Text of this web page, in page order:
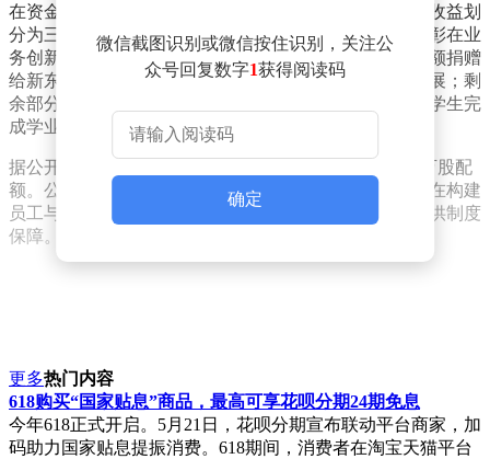
在资金使用规划方面，俞敏洪明确承诺将兑现后的税后收益划
分为三个方向：首部分用于设立专项奖励基金，重点表彰在业
务创新、团队建设等领域表现突出的员工；第二部分全额捐赠
给新东方公益基金会，专项支持农村地区中小学教育发展；剩
余部分将定向资助北京大学，帮助来自农村地区的在校学生完
成学业。
据公开信息显示，此次激励计划中俞敏洪个人获得180万股配
额。公司方面表示，通过长效激励机制的持续实施，旨在构建
员工与企业共同成长的利益共同体，为业务稳定发展提供制度
保障。
微信截图识别或微信按住识别，关注公
众号回复数字1获得阅读码
确定
更多热门内容
618购买“国家贴息”商品，最高可享花呗分期24期免息
今年618正式开启。5月21日，花呗分期宣布联动平台商家，加
码助力国家贴息提振消费。618期间，消费者在淘宝天猫平台